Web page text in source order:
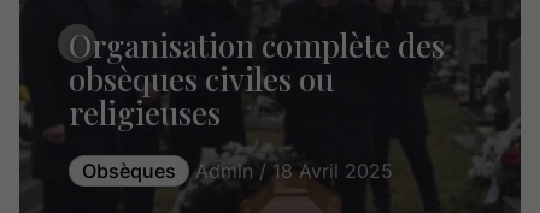
Organisation complète des
obsèques civiles ou
religieuses
Obsèques Admin / 18 Avril 2025